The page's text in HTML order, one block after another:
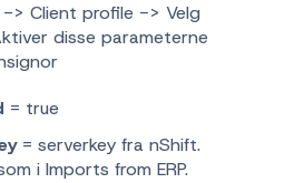
> Client profile -> Velg
disse parameterne
= true
= serverkey fra nShift.
i Imports from ERP.